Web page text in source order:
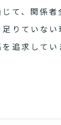
じて、関係
りていな
追求してい